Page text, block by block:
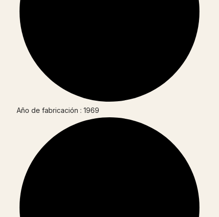
Año de fabricación : 1969